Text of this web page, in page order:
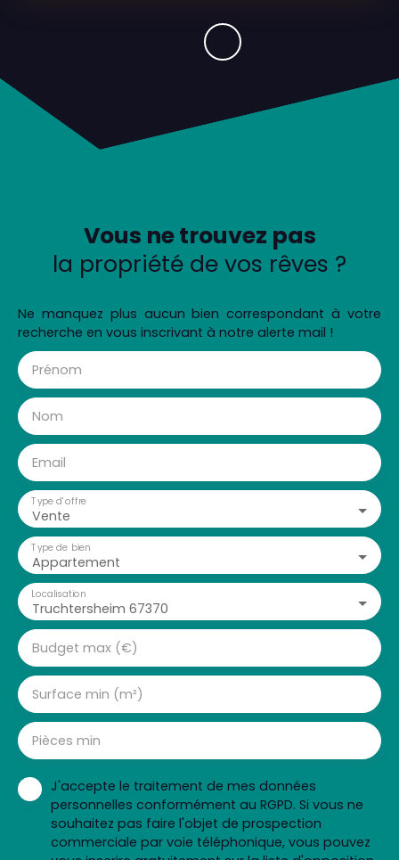
Vous ne trouvez pas
la propriété de vos rêves ?
Ne manquez plus aucun bien correspondant à votre
recherche en vous inscrivant à notre alerte mail !
Prénom
Nom
Email
Vente
Type d'offre
Appartement
Type de bien
Truchtersheim 67370
Localisation
Budget max (€)
Surface min (m²)
Pièces min
J'accepte le traitement de mes données
personnelles conformément au RGPD. Si vous ne
souhaitez pas faire l'objet de prospection
commerciale par voie téléphonique, vous pouvez